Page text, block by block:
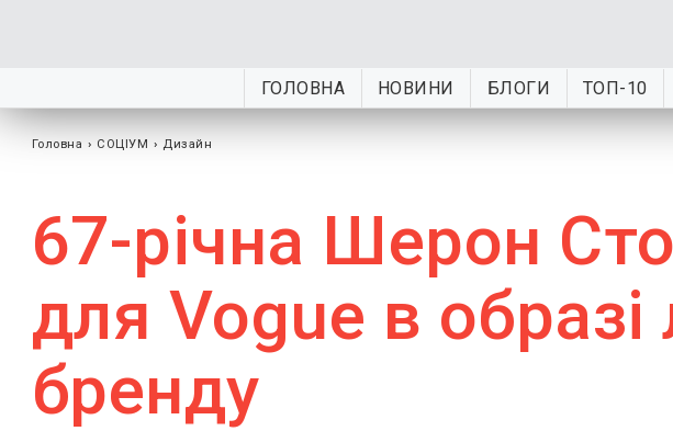
ГОЛОВНА НОВИНИ БЛОГИ ТОП-10
Головна › СОЦІУМ › Дизайн
67-річна Шерон
для Vogue в образі
бренду